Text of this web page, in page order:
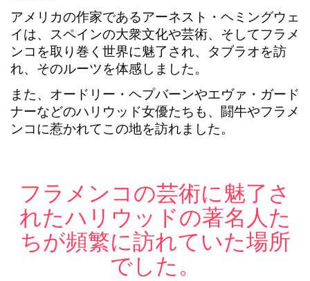
アメリカの作家であるアーネスト・ヘミングウェ
イは、スペインの大衆文化や芸術、そしてフラメ
ンコを取り巻く世界に魅了され、タブラオを訪
れ、そのルーツを体感しました。
また、 オードリー・ヘプバーンやエヴァ・ガード
ナーなどのハリウッド女優たちも、闘牛やフラメ
ンコに惹かれてこの地を訪れました。
フラメンコの芸術に魅了さ
れたハリウッドの著名人た
ちが頻繁に訪れていた場所
でした。